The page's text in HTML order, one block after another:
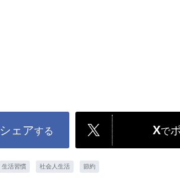
シェアする Xで
生活習慣 社会人生活 節約